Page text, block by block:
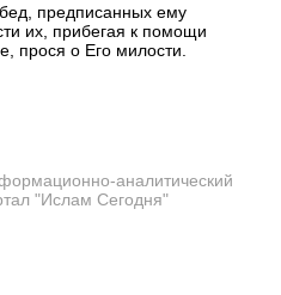
предписанных ему
их, прибегая к помощи
прося о Его милости.
аналитический
"Ислам Сегодня"